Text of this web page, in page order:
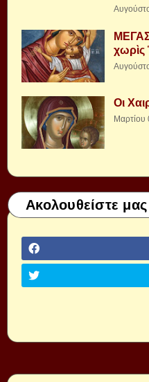
χωρὶς
Οι
Μαρτίου
Ακολουθείστε μας